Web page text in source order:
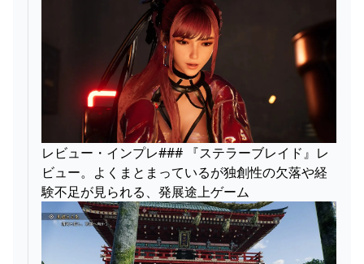
レビュー・インプレ### 『ステラーブレイド』レ
ビュー。よくまとまっているが独創性の欠落や経
験不足が見られる、発展途上ゲーム